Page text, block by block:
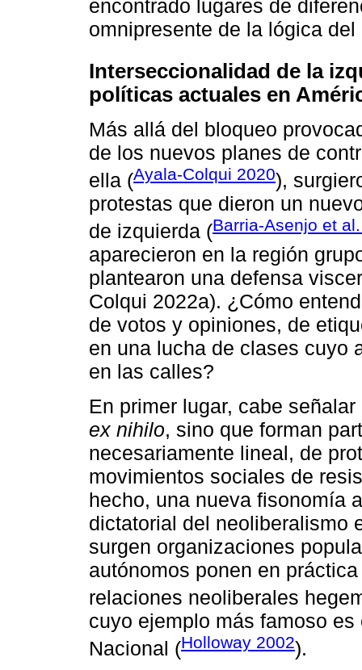
encontrado lugares de
omnipresente de la lógica del
Interseccionalidad de la
políticas actuales en
Más allá del bloqueo
de los nuevos planes de
ella (Ayala-Colqui 2020),
protestas que dieron un
de izquierda (Barria-Asenjo et
aparecieron en la región
plantearon una defensa
Colqui 2022a). ¿Cómo
de votos y opiniones, de
en una lucha de clases cuyo
en las calles?
En primer lugar, cabe
ex nihilo, sino que forman
necesariamente lineal, de
movimientos sociales de
hecho, una nueva fisonomía
dictatorial del neoliberalismo
surgen organizaciones
autónomos ponen en
relaciones neoliberales
cuyo ejemplo más famoso
Nacional (Holloway 2002).